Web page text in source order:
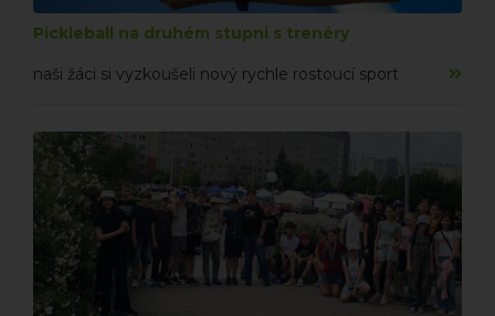
Pickleball na druhém stupni s trenéry
naši žáci si vyzkoušeli nový rychle rostoucí sport